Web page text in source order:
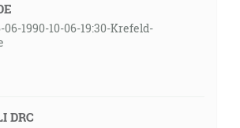
06-1990-10-06-19:30-Krefeld-
DRC